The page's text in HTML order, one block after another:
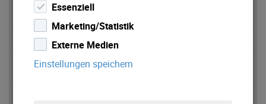
News 2024
News 2023
News 2022
Essenziell
Marketing/Statistik
Externe Medien
Einstellungen speichern